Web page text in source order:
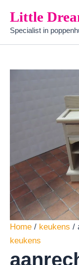
naar
inhoud
Little
Specialist in
Home / keukens /
keukens
blank
aantal